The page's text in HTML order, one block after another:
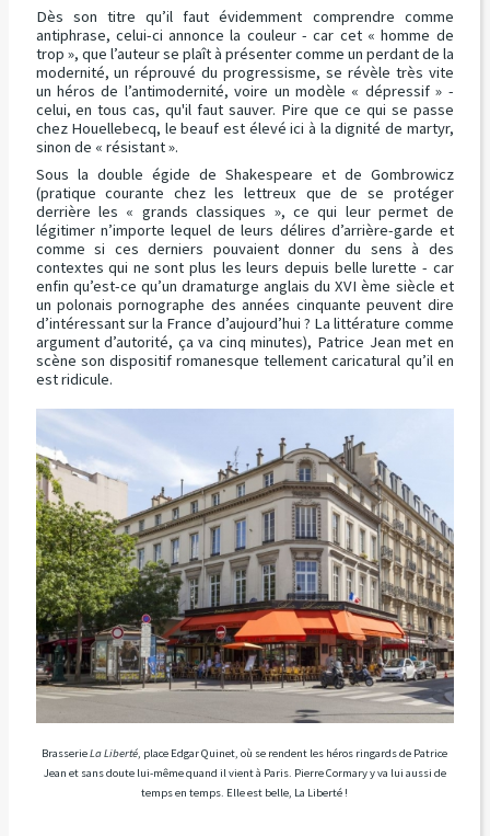
Dès son titre qu’il faut évidemment comprendre comme
antiphrase, celui-ci annonce la couleur - car cet « homme de
trop », que l’auteur se plaît à présenter comme un perdant de la
modernité, un réprouvé du progressisme, se révèle très vite
un héros de l’antimodernité, voire un modèle « dépressif » -
celui, en tous cas, qu'il faut sauver. Pire que ce qui se passe
chez Houellebecq, le beauf est élevé ici à la dignité de martyr,
sinon de « résistant ».
Sous la double égide de Shakespeare et de Gombrowicz
(pratique courante chez les lettreux que de se protéger
derrière les « grands classiques », ce qui leur permet de
légitimer n’importe lequel de leurs délires d’arrière-garde et
comme si ces derniers pouvaient donner du sens à des
contextes qui ne sont plus les leurs depuis belle lurette - car
enfin qu’est-ce qu’un dramaturge anglais du XVI ème siècle et
un polonais pornographe des années cinquante peuvent dire
d’intéressant sur la France d’aujourd’hui ? La littérature comme
argument d’autorité, ça va cinq minutes), Patrice Jean met en
scène son dispositif romanesque tellement caricatural qu’il en
est ridicule.
BrasserieLa Liberté, place Edgar Quinet, où se rendent les héros ringards de Patrice
Jean et sans doute lui-même quand il vient à Paris. Pierre Cormary y va lui aussi de
temps en temps. Elle est belle, La Liberté !